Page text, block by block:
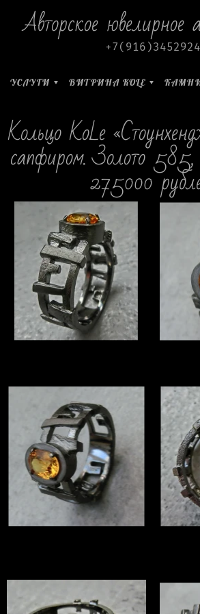
Авторское ювелирное
+7(916)3452924
УСЛУГИ ВИТРИНА KOLE
Кольцо KoLe
сапфиром. Золото
275000